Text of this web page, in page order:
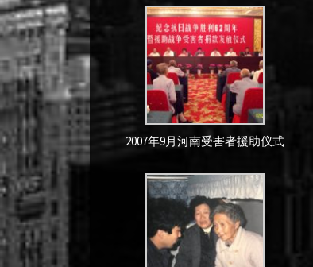
2007年9月河南受害者援助仪式